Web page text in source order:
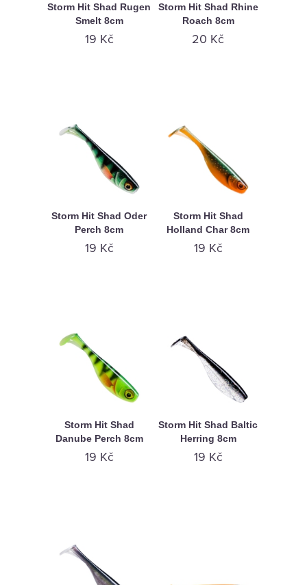
Storm Hit Shad Rugen
Smelt 8cm
19 Kč
Storm Hit Shad Rhine
Roach 8cm
20 Kč
Storm Hit Shad Oder
Perch 8cm
19 Kč
Storm Hit Shad
Holland Char 8cm
19 Kč
Storm Hit Shad
Danube Perch 8cm
19 Kč
Storm Hit Shad Baltic
Herring 8cm
19 Kč